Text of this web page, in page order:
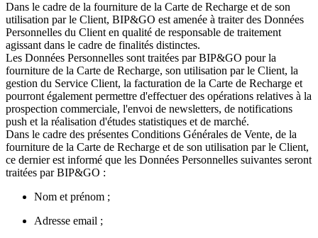
Dans le cadre de la fourniture de la Carte de Recharge et de son
utilisation par le Client, BIP&GO est amenée à traiter des Données
Personnelles du Client en qualité de responsable de traitement
agissant dans le cadre de finalités distinctes.
Les Données Personnelles sont traitées par BIP&GO pour la
fourniture de la Carte de Recharge, son utilisation par le Client, la
gestion du Service Client, la facturation de la Carte de Recharge et
pourront également permettre d'effectuer des opérations relatives à la
prospection commerciale, l'envoi de newsletters, de notifications
push et la réalisation d'études statistiques et de marché.
Dans le cadre des présentes Conditions Générales de Vente, de la
fourniture de la Carte de Recharge et de son utilisation par le Client,
ce dernier est informé que les Données Personnelles suivantes seront
traitées par BIP&GO :
Nom et prénom ;
Adresse email ;